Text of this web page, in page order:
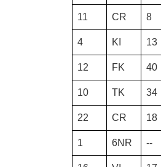
11 CR 8
4 KI 13
12 FK 40
10 TK 34
22 CR 18
1 6NR --